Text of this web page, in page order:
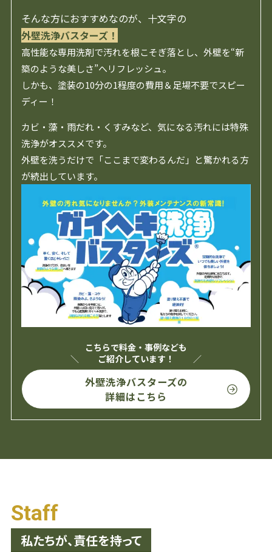
そんな方におすすめなのが、十文字の
外壁洗浄バスターズ！
高性能な専用洗剤で汚れを根こそぎ落とし、外壁を“新
築のような美しさ”へリフレッシュ。
しかも、塗装の10分の1程度の費用＆足場不要でスピー
ディー！
カビ・藻・雨だれ・くすみなど、気になる汚れには特殊
洗浄がオススメです。
外壁を洗うだけで「ここまで変わるんだ」と驚かれる方
が続出しています。
こちらで料金・事例なども
ご紹介しています！
外壁洗浄バスターズの
詳細はこちら
Staff
私たちが、責任を持って